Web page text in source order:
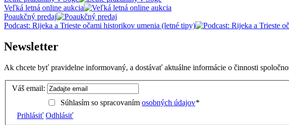
Veľká letná online aukcia
Poaukčný predaj
Podcast: Rijeka a Trieste očami historikov umenia (letné tipy)
Newsletter
Ak chcete byť pravidelne informovaný, a dostávať aktuálne informácie o činnosti
Váš email:
Súhlasím so spracovaním osobných údajov*
Prihlásiť Odhlásiť